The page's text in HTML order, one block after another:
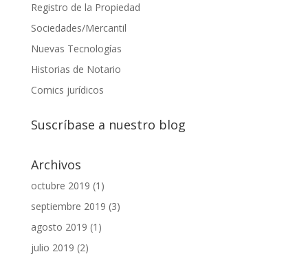
Registro de la Propiedad
Sociedades/Mercantil
Nuevas Tecnologías
Historias de Notario
Comics jurídicos
Suscríbase a nuestro blog
Archivos
octubre 2019 (1)
septiembre 2019 (3)
agosto 2019 (1)
julio 2019 (2)